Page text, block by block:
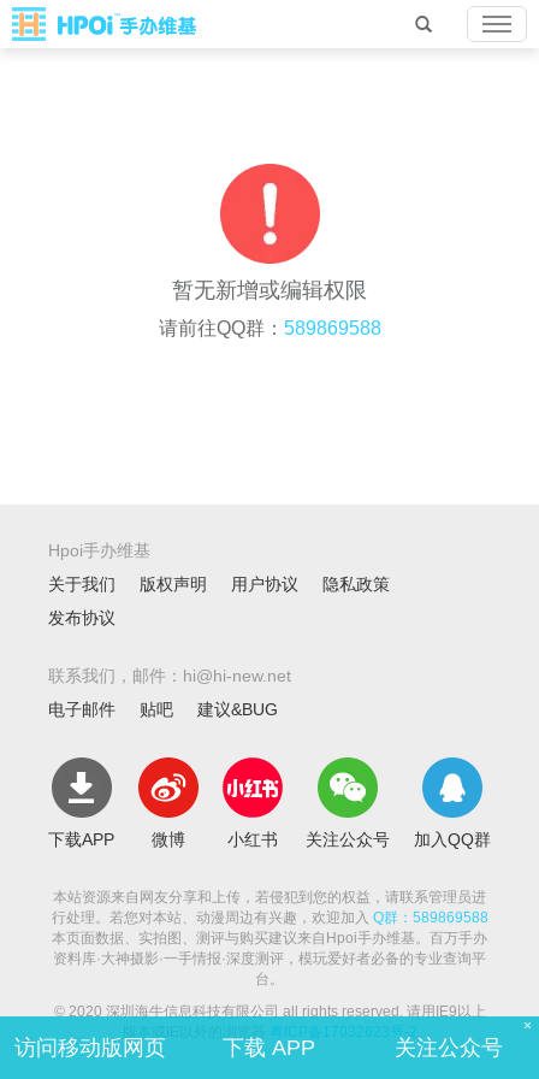
暂无新增或编辑权限
请前往QQ群： 589869588
Hpoi手办维基
关于我们
版权声明 用户协议
隐私政策
发布协议
联系我们，邮件：hi@hi-new.net
电子邮件
贴吧 建议&BUG
下载APP 微博 小红书 关注公众号 加入QQ群
本站资源来自网友分享和上传，若侵犯到您的权益，请联系管理员进
行处理。若您对本站、动漫周边有兴趣，欢迎加入 Q群：589869588
本页面数据、实拍图、测评与购买建议来自Hpoi手办维基。百万手办
资料库·大神摄影·一手情报·深度测评，模玩爱好者必备的专业查询平
台。
© 2020 深圳海牛信息科技有限公司 all rights reserved. 请用IE9以上
粤ICP备17032623号-2
访问移动版网页 下载 APP 关注公众号
×